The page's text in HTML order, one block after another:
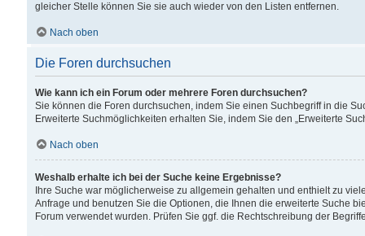
gleicher Stelle können Sie sie auch wieder von den Listen entfernen.
Nach oben
Die Foren durchsuchen
Wie kann ich ein Forum oder mehrere Foren durchsuchen?
Sie können die Foren durchsuchen, indem Sie einen Suchbegriff in die
Erweiterte Suchmöglichkeiten erhalten Sie, indem Sie den „Erweiterte
Nach oben
Weshalb erhalte ich bei der Suche keine Ergebnisse?
Ihre Suche war möglicherweise zu allgemein gehalten und enthielt zu
Anfrage und benutzen Sie die Optionen, die Ihnen die erweiterte Suche
Forum verwendet wurden. Prüfen Sie ggf. die Rechtschreibung der